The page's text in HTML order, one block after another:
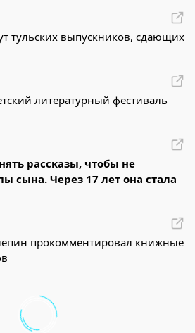
тульских выпускников, сдающих
литературный фестиваль
рассказы, чтобы не
сына. Через 17 лет она стала
прокомментировал книжные